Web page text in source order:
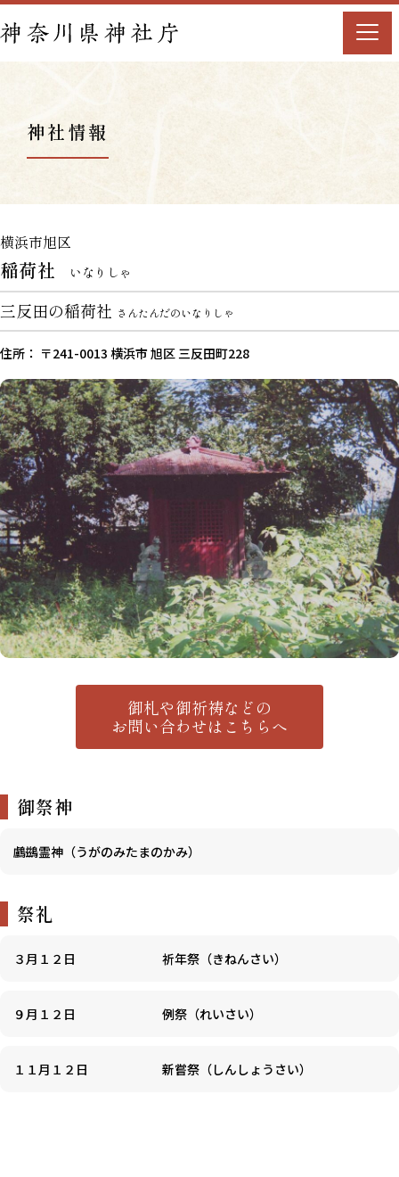
神社情報
横浜市旭区
稲荷社 いなりしゃ
三反田の稲荷社 さんたんだのいなりしゃ
住所： 〒241-0013 横浜市 旭区 三反田町228
御札や御祈祷などの
お問い合わせはこちらへ
御祭神
鸕鷀霊神（うがのみたまのかみ）
祭礼
３月１２日 祈年祭（きねんさい）
９月１２日 例祭（れいさい）
１１月１２日 新嘗祭（しんしょうさい）